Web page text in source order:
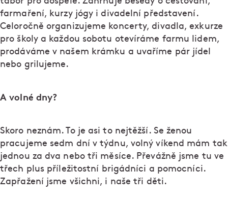
farmaření, kurzy jógy i divadelní představení.
Celoročně organizujeme koncerty, divadla, exkurze
pro školy a každou sobotu otevíráme farmu lidem,
prodáváme v našem krámku a uvaříme pár jídel
nebo grilujeme.
A volné dny?
Skoro neznám. To je asi to nejtěžší. Se ženou
pracujeme sedm dní v týdnu, volný víkend mám tak
jednou za dva nebo tři měsíce. Převážně jsme tu ve
třech plus příležitostní brigádníci a pomocníci.
Zapřažení jsme všichni, i naše tři děti.